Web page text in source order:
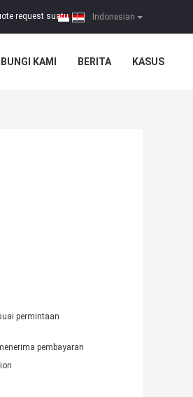
Indonesian
request suatu |
KAMI BERITA KASUS
permintaan
pembayaran